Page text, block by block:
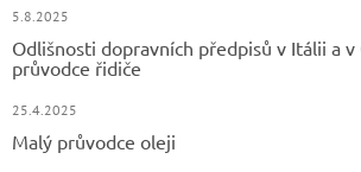
5.8.2025
Odlišnosti dopravních předpisů v Itálii a v
průvodce řidiče
25.4.2025
Malý průvodce oleji